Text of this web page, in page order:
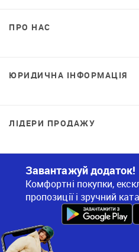
ПРО НАС
ЮРИДИЧНА ІНФОРМАЦІЯ
ЛІДЕРИ ПРОДАЖУ
Завантажуй додаток!
Комфортні покупки,
пропозиції і зручний